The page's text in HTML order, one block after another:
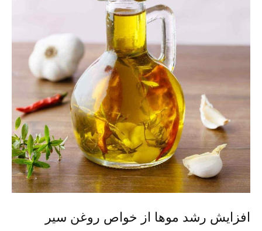
افزایش رشد موها از خواص روغن سیر